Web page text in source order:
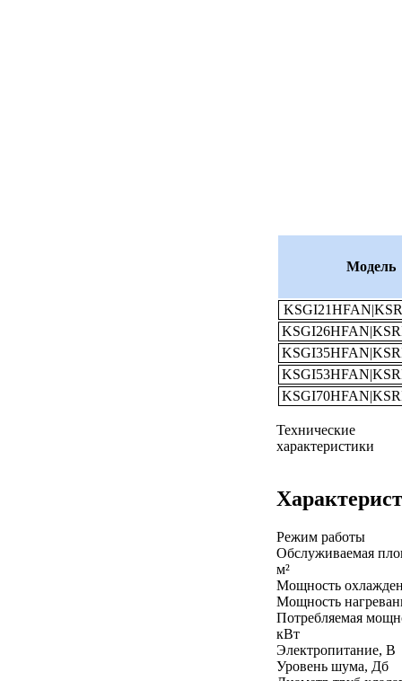
Модель
Технические
характеристики
Режим работы
Обслуживаемая
м²
Мощность
Мощность
Потребляемая
кВт
Электропитание, В
Уровень шума, Дб